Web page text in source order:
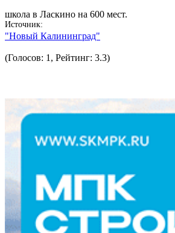
школа в Ласкино на 600 мест.
Источник
"Новый Калининград"
(Голосов: 1, Рейтинг: 3.3)